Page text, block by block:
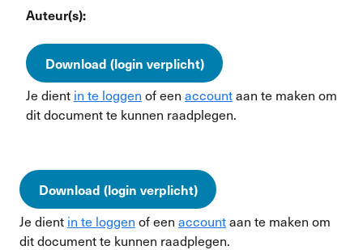
Auteur(s):
Download (login verplicht)
Je dient in te loggen of een accountaan te maken om
dit document te kunnen raadplegen.
Download (login verplicht)
Je dient in te loggen of een accountaan te maken om
dit document te kunnen raadplegen.